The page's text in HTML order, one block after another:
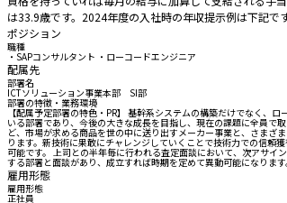
は33.9歳です。2024年度の入社時の年収提示例は下記
ポジション
職種
・SAPコンサルタント ・ローコードエンジニア
配属先
部署名
ICTソリューション事業本部 SI部
部署の特徴・業務環境
【配属予定部署の特色・PR】 基幹系システムの構築だけでなく、
いる部署であり、今後の大きな成長を目指し、現在の課題に全員で
ど、市場が求める商品を世の中に送り出すメーカー事業と、さまざ
ります。新技術に果敢にチャレンジしていくことで技術力での信頼
可能です。 上司との半年毎に行われる査定面談において、次アサ
する部署と面談があり、成立すれば時期を定めて異動可能になります
雇用形態
雇用形態
正社員